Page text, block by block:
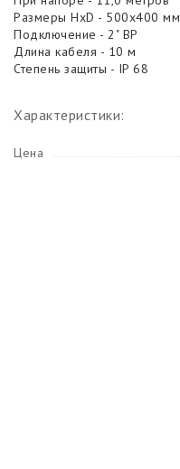
Размеры HxD - 500x400 мм
Подключение - 2" ВР
Длина кабеля - 10 м
Степень защиты - IP 68
Характеристики:
Цена